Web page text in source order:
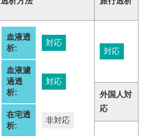
血液透
析:
対応
血液濾
過透
析:
対応
在宅透
析:
非対応
対応
外国人対
応